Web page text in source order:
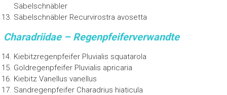
Säbelschnäbler
Säbelschnäbler Recurvirostra avosetta
Charadriidae – Regenpfeiferverwandte
Kiebitzregenpfeifer Pluvialis squatarola
Goldregenpfeifer Pluvialis apricaria
Kiebitz Vanellus vanellus
Sandregenpfeifer Charadrius hiaticula